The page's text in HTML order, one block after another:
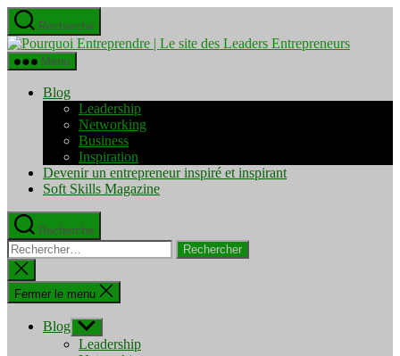
Aller
au
contenu
Recherche
Pourquoi
Menu
Blog
Leadership
Networking
Business
Inspiration
Devenir un entrepreneur inspiré et inspirant
Soft Skills Magazine
Recherche
Rechercher :
Fermer
la
recherche
Fermer le menu
Blog Afficher
le
sous-
Leadership